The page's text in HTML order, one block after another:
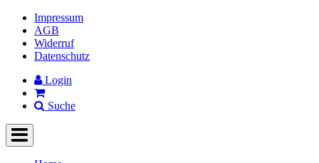
Impressum
AGB
Widerruf
Datenschutz
Login
Suche